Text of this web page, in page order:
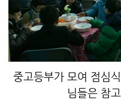
중고등부가 모여 점심
님들은 참